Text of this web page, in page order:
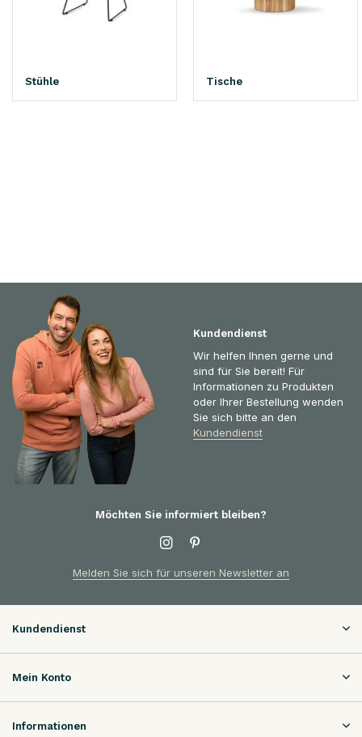
Stühle Tische
Kundendienst
Wir helfen Ihnen gerne und
sind für Sie bereit! Für
Informationen zu Produkten
oder Ihrer Bestellung wenden
Sie sich bitte an den
Kundendienst
Möchten Sie informiert bleiben?
Melden Sie sich für unseren Newsletter an
Kundendienst
Mein Konto
Informationen